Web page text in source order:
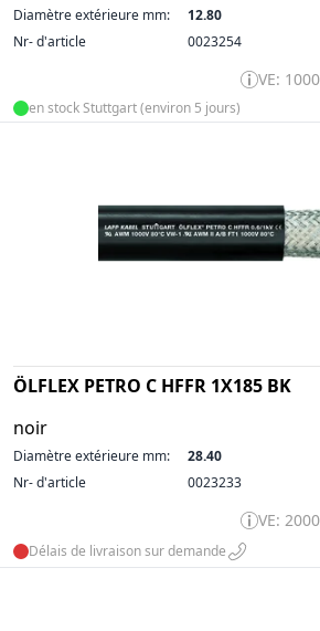
Diamètre extérieure mm:
12.80
Nr- d'article
0023254
VE:
en stock Stuttgart (environ 5 jours)
ÖLFLEX PETRO C HFFR 1X185 BK
noir
Diamètre extérieure mm:
28.40
Nr- d'article
0023233
VE:
Délais de livraison sur demande